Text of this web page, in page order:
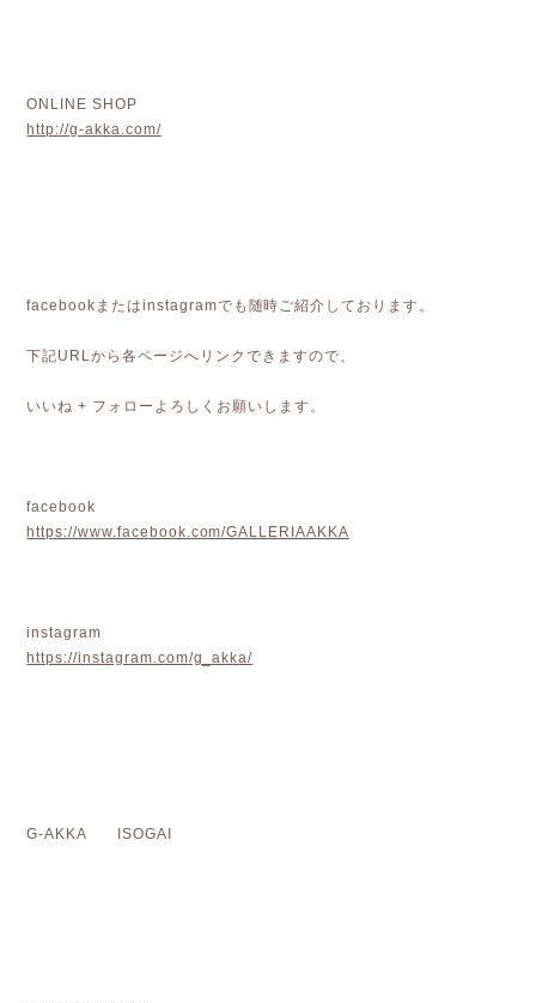
ONLINE SHOP
http://g-akka.com/
facebookまたはinstagramでも随時ご紹介しております。
下記URLから各ページへリンクできますので、
いいね + フォローよろしくお願いします。
facebook
https://www.facebook.com/GALLERIAAKKA
instagram
https://instagram.com/g_akka/
G-AKKA ISOGAI